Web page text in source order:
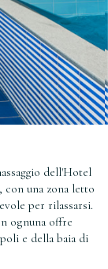
dell'Hotel
con una zona letto
per rilassarsi.
ognuna offre
e della baia di